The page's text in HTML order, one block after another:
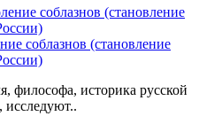
соблазнов (становление
философа, историка русской